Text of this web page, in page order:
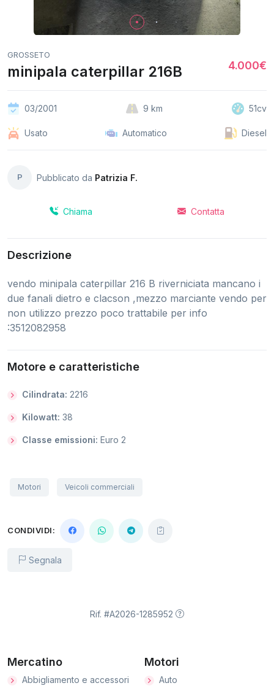
GROSSETO
minipala caterpillar 216B 4.000€
03/2001 9 km 51cv
Usato Automatico Diesel
P Pubblicato da Patrizia F.
Chiama Contatta
Descrizione
vendo minipala caterpillar 216 B riverniciata mancano i
due fanali dietro e clacson ,mezzo marciante vendo per
non utilizzo prezzo poco trattabile per info
:3512082958
Motore e caratteristiche
Cilindrata: 2216
Kilowatt: 38
Classe emissioni: Euro 2
Motori Veicoli commerciali
CONDIVIDI:
Segnala
Rif. #A2026-1285952
Mercatino
Abbigliamento e accessori
Motori
Auto